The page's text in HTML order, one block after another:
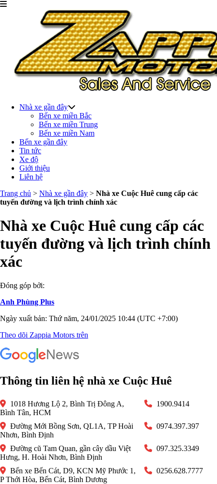
Nhà xe gần đây
Bến xe miền Bắc
Bến xe miền Trung
Bến xe miền Nam
Bến xe gần đây
Tin tức
Xe độ
Giới thiệu
Liên hệ
Trang chủ > Nhà xe gần đây > Nhà xe Cuộc Huê cung cấp các
tuyến đường và lịch trình chính xác
Nhà xe Cuộc Huê cung cấp các
tuyến đường và lịch trình chính
xác
Đóng góp bởi:
Anh Phùng Plus
Ngày xuất bản: Thứ năm, 24/01/2025 10:44 (UTC +7:00)
Theo dõi Zappia Motors trên
Thông tin liên hệ nhà xe Cuộc Huê
1018 Hương Lộ 2, Bình Trị Đông A,
Bình Tân, HCM
1900.9414
Đường Mới Bồng Sơn, QL1A, TP Hoài
Nhơn, Bình Định
0974.397.397
Đường cũ Tam Quan, gần cây dầu Việt
Hưng, H. Hoài Nhơn, Bình Định
097.325.3349
Bến xe Bến Cát, D9, KCN Mỹ Phước 1,
P Thới Hòa, Bến Cát, Bình Dương
0256.628.7777